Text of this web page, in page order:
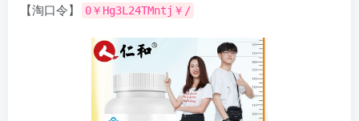
【淘口令】
0￥Hg3L24TMntj￥/